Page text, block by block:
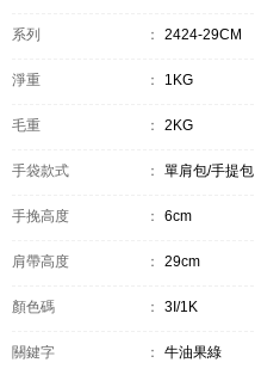
系列 ： 2424-29CM
淨重 ： 1KG
毛重 ： 2KG
手袋款式 ： 單肩包/手提包
手挽高度 ： 6cm
肩帶高度 ： 29cm
顏色碼 ： 3I/1K
關鍵字 ： 牛油果綠